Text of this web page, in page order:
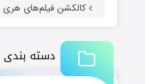
کالکشن فیلم‌های هری
دسته بندی